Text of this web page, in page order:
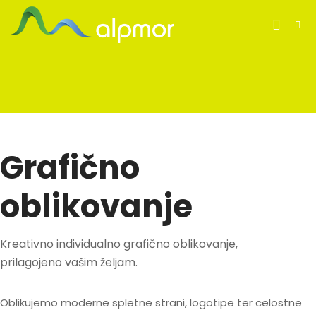
Grafično
oblikovanje
Kreativno individualno grafično oblikovanje,
prilagojeno vašim željam.
Oblikujemo moderne spletne strani, logotipe ter celostne